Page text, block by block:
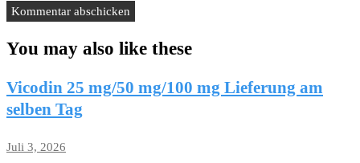
You may also like these
Vicodin 25 mg/50 mg/100 mg Lieferung am
selben Tag
Juli 3, 2026